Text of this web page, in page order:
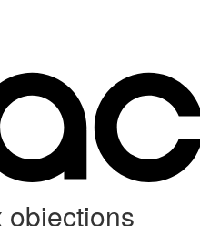
objections